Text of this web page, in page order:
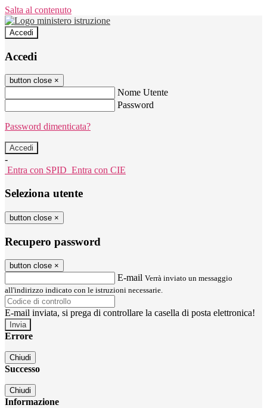
Salta al contenuto
Accedi
Accedi
button close ×
Nome Utente
Password
Password dimenticata?
-
Entra con SPID Entra con CIE
Seleziona utente
button close ×
Recupero password
button close ×
E-mail Verrà inviato un messaggio
all'indirizzo indicato con le istruzioni necessarie.
E-mail inviata, si prega di controllare la casella di posta elettronica!
Errore
Chiudi
Successo
Chiudi
Informazione